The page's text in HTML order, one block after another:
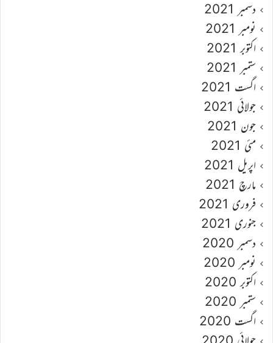
دسمبر 2021
نومبر 2021
اکتوبر 2021
ستمبر 2021
اگست 2021
جولائی 2021
جون 2021
مئی 2021
اپریل 2021
مارچ 2021
فروری 2021
جنوری 2021
دسمبر 2020
نومبر 2020
اکتوبر 2020
ستمبر 2020
اگست 2020